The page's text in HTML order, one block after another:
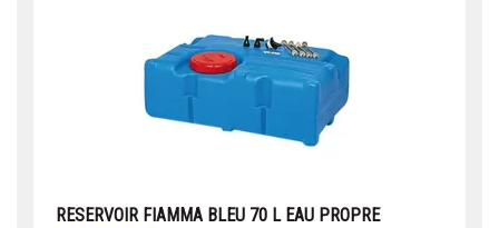
RESERVOIR FIAMMA BLEU 70 L EAU PROPRE